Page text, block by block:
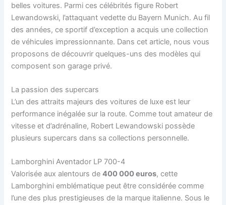
belles voitures. Parmi ces célébrités figure Robert
Lewandowski, l’attaquant vedette du Bayern Munich. Au fil
des années, ce sportif d’exception a acquis une collection
de véhicules impressionnante. Dans cet article, nous vous
proposons de découvrir quelques-uns des modèles qui
composent son garage privé.
La passion des supercars
L’un des attraits majeurs des voitures de luxe est leur
performance inégalée sur la route. Comme tout amateur de
vitesse et d’adrénaline, Robert Lewandowski possède
plusieurs supercars dans sa collections personnelle.
Lamborghini Aventador LP 700-4
Valorisée aux alentours de400 000 euros, cette
Lamborghini emblématique peut être considérée comme
l’une des plus prestigieuses de la marque italienne. Sous le